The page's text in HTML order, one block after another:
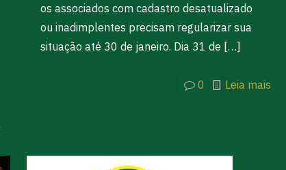
os associados com cadastro desatualizado
ou inadimplentes precisam regularizar sua
situação até 30 de janeiro. Dia 31 de […]
0 Leia mais